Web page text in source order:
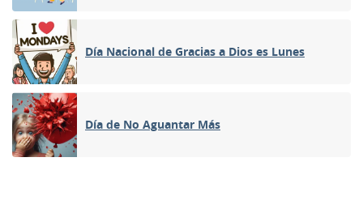
Día Nacional de Gracias a Dios es Lunes
Día de No Aguantar Más